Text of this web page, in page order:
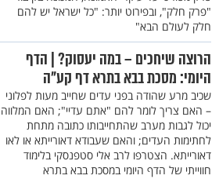
"פרק חלק", ובפירוט יותר: "כל ישראל יש להם
חלק לעולם הבא"
הרוצה שיחכים – במה יעסוק? | הדף
היומי: מסכת בבא בתרא דף קע"ה
שכיב מרע שהודה בפני עדים שחייב מעות לפלוני
– האם צריך לומר להם "אתם עדיי"; האם המלווה
יכול לגבות מערב שהתחייבותו כתובה מתחת
לחתימות העדים; והאם שעבודא דאורייתא או לאו
דאורייתא. הצטרפו לרב אלי סטפנסקי בלימוד
חווייתי של הדף היומי במסכת בבא בתרא